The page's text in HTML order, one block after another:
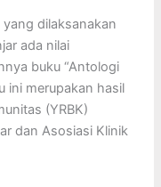
yang dilaksanakan
ada nilai
buku “Antologi
ini merupakan hasil
(YRBK)
dan Asosiasi Klinik